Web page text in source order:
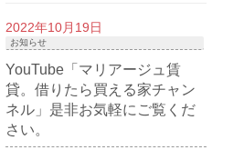
2022年10月19日
お知らせ
YouTube「マリアージュ賃
貸。借りたら買える家チャン
ネル」是非お気軽にご覧くだ
さい。